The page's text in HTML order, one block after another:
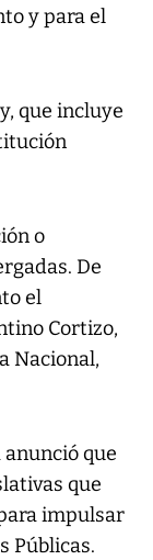
y para el
que incluye
o
De
el
Cortizo,
Nacional,
que
que
impulsar
Públicas.